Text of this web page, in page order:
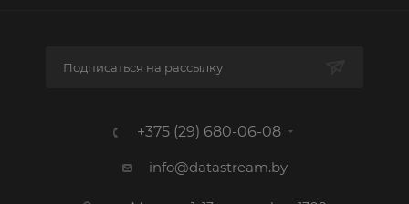
Подписаться на рассылку
+375 (29) 680-06-08
info@datastream.by